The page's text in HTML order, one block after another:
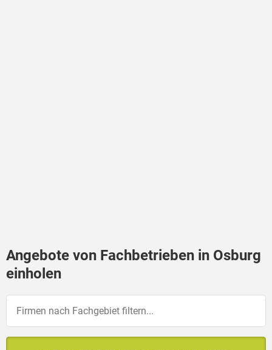
Angebote von Fachbetrieben in Osburg
einholen